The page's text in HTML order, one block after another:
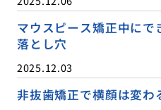
マウスピース矯正中に
落とし穴
2025.12.03
非抜歯矯正で横顔は変わ